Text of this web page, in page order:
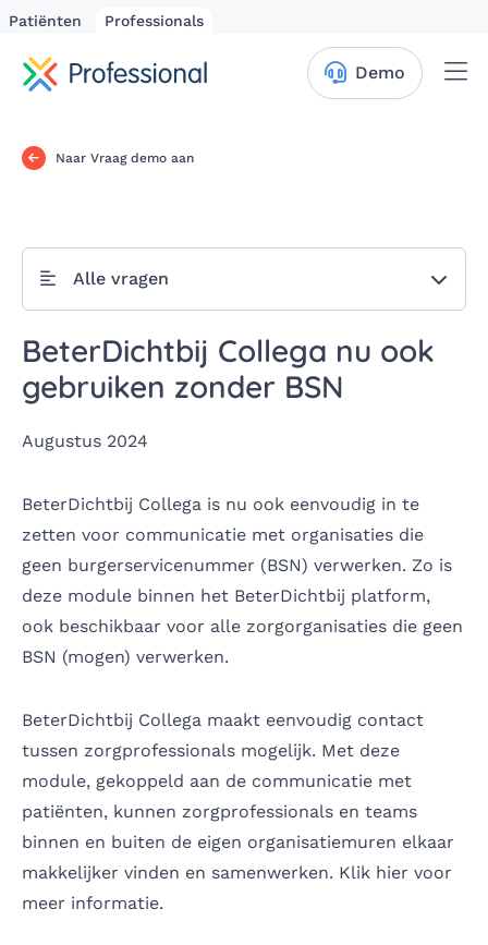
Patiënten Professionals
Demo
Naar Vraag demo aan
Alle vragen
BeterDichtbij Collega nu ook
gebruiken zonder BSN
Augustus 2024
BeterDichtbij Collega is nu ook eenvoudig in te
zetten voor communicatie met organisaties die
geen burgerservicenummer (BSN) verwerken. Zo is
deze module binnen het BeterDichtbij platform,
ook beschikbaar voor alle zorgorganisaties die geen
BSN (mogen) verwerken.
BeterDichtbij Collega maakt eenvoudig contact
tussen zorgprofessionals mogelijk. Met deze
module, gekoppeld aan de communicatie met
patiënten, kunnen zorgprofessionals en teams
binnen en buiten de eigen organisatiemuren elkaar
makkelijker vinden en samenwerken. Klik hier voor
meer informatie.